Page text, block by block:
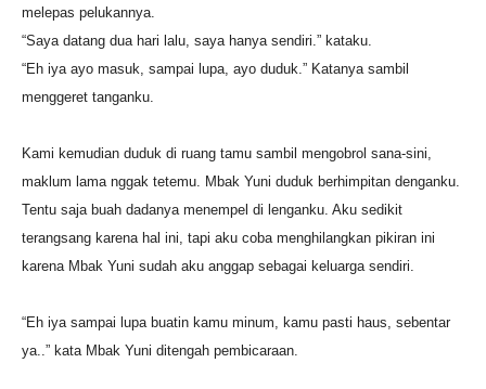
melepas pelukannya.
“Saya datang dua hari lalu, saya hanya sendiri.” kataku.
“Eh iya ayo masuk, sampai lupa, ayo duduk.” Katanya sambil
menggeret tanganku.
Kami kemudian duduk di ruang tamu sambil mengobrol sana-sini,
maklum lama nggak tetemu. Mbak Yuni duduk berhimpitan denganku.
Tentu saja buah dadanya menempel di lenganku. Aku sedikit
terangsang karena hal ini, tapi aku coba menghilangkan pikiran ini
karena Mbak Yuni sudah aku anggap sebagai keluarga sendiri.
“Eh iya sampai lupa buatin kamu minum, kamu pasti haus, sebentar
ya..” kata Mbak Yuni ditengah pembicaraan.